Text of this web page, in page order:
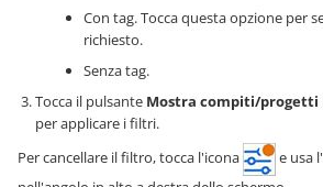
Con tag. Tocca questa opzione per
richiesto.
Senza tag.
Tocca il pulsante Mostra compiti/progetti
per applicare i filtri.
Per cancellare il filtro, tocca l'icona
e usa